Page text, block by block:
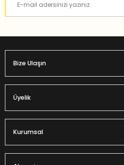
Bize Ulaşın
Üyelik
Kurumsal